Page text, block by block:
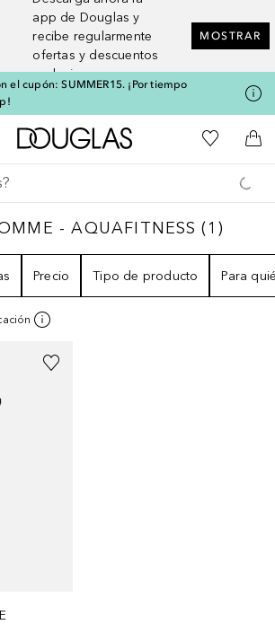
app de Douglas y
recibe regularmente
ofertas y descuentos
exclusivos
MOSTRAR
el cupón: SUMMER15. ¡Por tiempo
A Douglas HomeMi lista de
A
- AQUAFITNESS 1
- AQUAFITNESS (1 )
Precio Tipo de producto Para